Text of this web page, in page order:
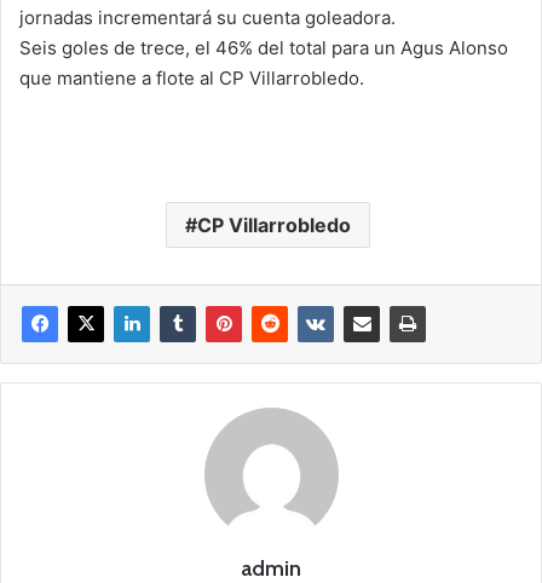
jornadas incrementará su cuenta goleadora.
Seis goles de trece, el 46% del total para un Agus Alonso
que mantiene a flote al CP Villarrobledo.
CP Villarrobledo
admin